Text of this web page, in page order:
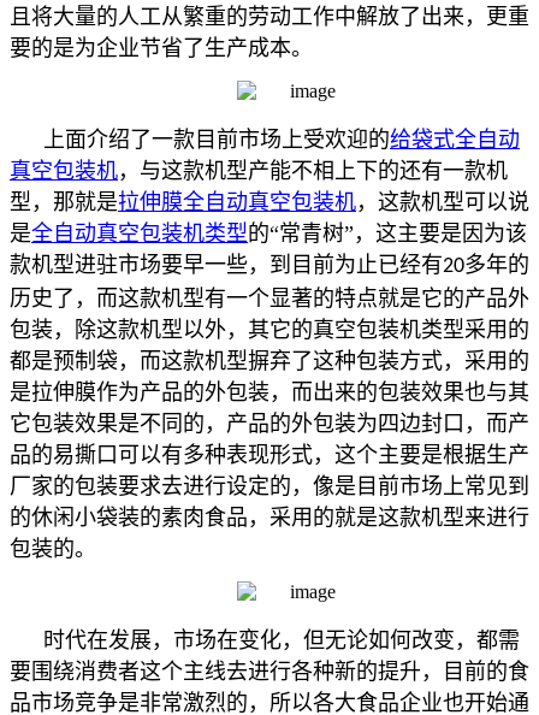
且将大量的人工从繁重的劳动工作中解放了出来，更重
要的是为企业节省了生产成本。
上面介绍了一款目前市场上受欢迎的给袋式全自动
真空包装机，与这款机型产能不相上下的还有一款机
型，那就是拉伸膜全自动真空包装机，这款机型可以说
是全自动真空包装机类型的“常青树”，这主要是因为该
款机型进驻市场要早一些，到目前为止已经有20多年的
历史了，而这款机型有一个显著的特点就是它的产品外
包装，除这款机型以外，其它的真空包装机类型采用的
都是预制袋，而这款机型摒弃了这种包装方式，采用的
是拉伸膜作为产品的外包装，而出来的包装效果也与其
它包装效果是不同的，产品的外包装为四边封口，而产
品的易撕口可以有多种表现形式，这个主要是根据生产
厂家的包装要求去进行设定的，像是目前市场上常见到
的休闲小袋装的素肉食品，采用的就是这款机型来进行
包装的。
时代在发展，市场在变化，但无论如何改变，都需
要围绕消费者这个主线去进行各种新的提升，目前的食
品市场竞争是非常激烈的，所以各大食品企业也开始通